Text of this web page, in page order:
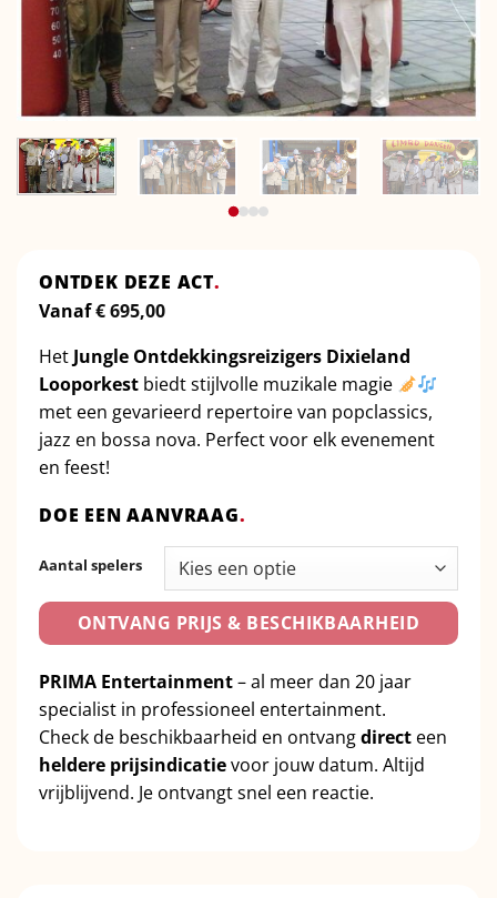
ONTDEK DEZE ACT.
Vanaf€695,00
Het Jungle Ontdekkingsreizigers Dixieland
Looporkest biedt stijlvolle muzikale magie
met een gevarieerd repertoire van popclassics,
jazz en bossa nova. Perfect voor elk evenement
en feest!
DOE EEN AANVRAAG.
Aantal spelers
ONTVANG PRIJS & BESCHIKBAARHEID
PRIMA Entertainment– al meer dan 20 jaar
specialist in professioneel entertainment.
Check de beschikbaarheid en ontvangdirect een
heldere prijsindicatievoor jouw datum. Altijd
vrijblijvend. Je ontvangt snel een reactie.